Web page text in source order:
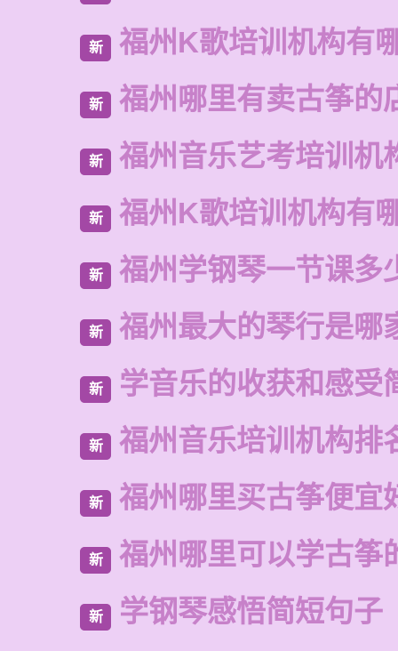
新 福州K歌培训机构有
新 福州哪里有卖古筝的
新 福州音乐艺考培训机
新 福州K歌培训机构有
新 福州学钢琴一节课多
新 福州最大的琴行是哪
新 学音乐的收获和感受
新 福州音乐培训机构排
新 福州哪里买古筝便宜
新 福州哪里可以学古筝
新 学钢琴感悟简短句子